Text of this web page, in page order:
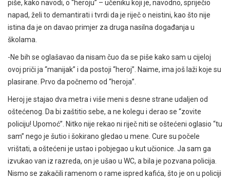
piše, kako navodi, o “heroju” – učeniku koji je, navodno, spriječio
napad, želi to demantirati i tvrdi da je riječ o neistini, kao što nije
istina da je on davao primjer za druga nasilna događanja u
školama.
-Ne bih se oglašavao da nisam čuo da se piše kako sam u cijeloj
ovoj priči ja “manijak” i da postoji “heroj”. Naime, ima još laži koje su
plasirane. Prvo da počnemo od “heroja”.
Heroj je stajao dva metra i više meni s desne strane udaljen od
oštećenog. Da bi zaštitio sebe, a ne kolegu i derao se “zovite
policiju! Upomoć”. Nitko nije rekao ni riječ niti se oštećeni oglasio “tu
sam” nego je šutio i šokirano gledao u mene. Cure su počele
vrištati, a oštećeni je ustao i pobjegao u kut učionice. Ja sam ga
izvukao van iz razreda, on je ušao u WC, a bila je pozvana policija.
Nismo se zakačili ramenom o rame ispred kafića, što je on u policiji